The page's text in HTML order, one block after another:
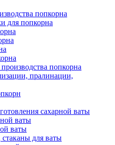
попкорна
для попкорна
попкорна
пралинации,
сахарной ваты
ваты
ваты
для ваты